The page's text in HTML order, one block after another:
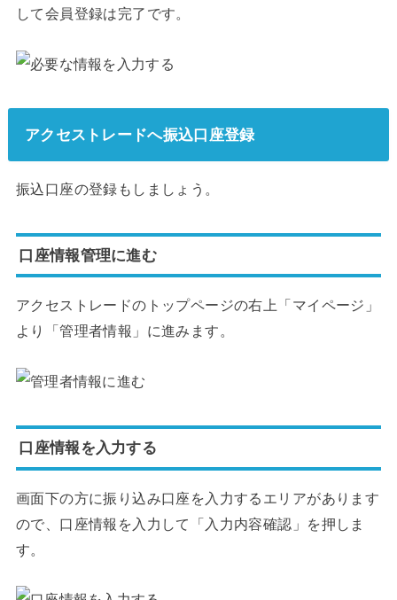
して会員登録は完了です。
アクセストレードへ振込口座登録
振込口座の登録もしましょう。
口座情報管理に進む
アクセストレードのトップページの右上「マイページ」
より「管理者情報」に進みます。
口座情報を入力する
画面下の方に振り込み口座を入力するエリアがあります
ので、口座情報を入力して「入力内容確認」を押しま
す。